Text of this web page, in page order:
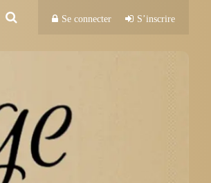
Se connecter S’inscrire